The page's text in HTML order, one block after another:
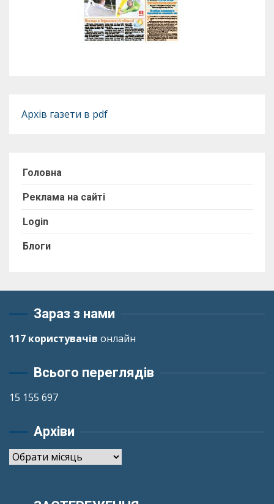
Архів газети в pdf
Головна
Реклама на сайті
Login
Блоги
Зараз з нами
117 користувачів онлайн
Всього переглядів
15 155 697
Архіви
Архіви